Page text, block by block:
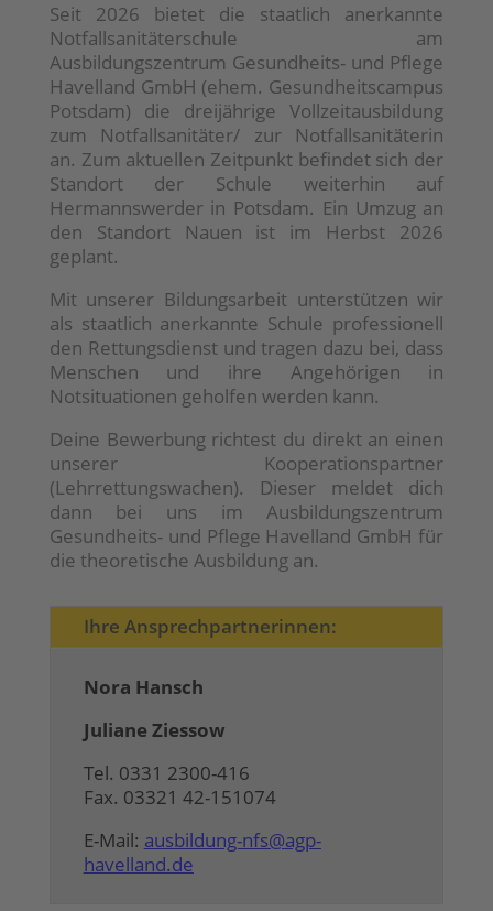
Seit 2026 bietet die staatlich anerkannte
Notfallsanitäterschule am
Ausbildungszentrum Gesundheits- und Pflege
Havelland GmbH (ehem. Gesundheitscampus
Potsdam) die dreijährige Vollzeitausbildung
zum Notfallsanitäter/ zur Notfallsanitäterin
an. Zum aktuellen Zeitpunkt befindet sich der
Standort der Schule weiterhin auf
Hermannswerder in Potsdam. Ein Umzug an
den Standort Nauen ist im Herbst 2026
geplant.
Mit unserer Bildungsarbeit unterstützen wir
als staatlich anerkannte Schule professionell
den Rettungsdienst und tragen dazu bei, dass
Menschen und ihre Angehörigen in
Notsituationen geholfen werden kann.
Deine Bewerbung richtest du direkt an einen
unserer Kooperationspartner
(Lehrrettungswachen). Dieser meldet dich
dann bei uns im Ausbildungszentrum
Gesundheits- und Pflege Havelland GmbH für
die theoretische Ausbildung an.
Ihre Ansprechpartnerinnen:
Nora Hansch
Juliane Ziessow
Tel. 0331 2300-416
Fax. 03321 42-151074
E-Mail: ausbildung-nfs@agp-
havelland.de